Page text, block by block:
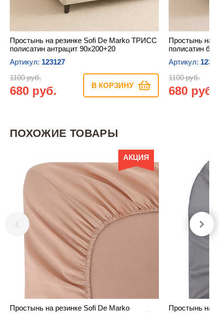
Простынь на резинке Sofi De Marko ТРИСС
полисатин антрацит 90х200+20
Артикул: 123127
1100 руб.
680 руб. В КОРЗИНУ
Простынь на
полисатин
Артикул:
1100 руб.
680 руб.
ПОХОЖИЕ ТОВАРЫ
АКЦИЯ
Простынь на резинке Sofi De Marko
Простынь на